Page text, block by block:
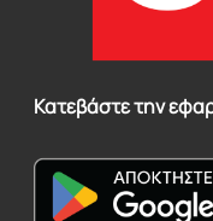
Κατεβάστε την